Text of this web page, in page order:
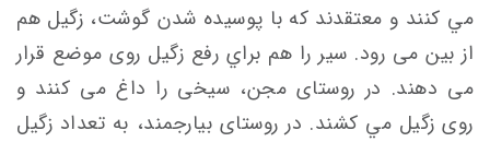
مي كنند و معتقدند که با پوسيده شدن گوشت، زگيل هم
از بين می رود. سير را هم براي رفع زگيل روی موضع قرار
می دهند. در روستای مجن، سيخی را داغ می کنند و
روی زگيل مي كشند. در روستای بيارجمند، به تعداد زگيل